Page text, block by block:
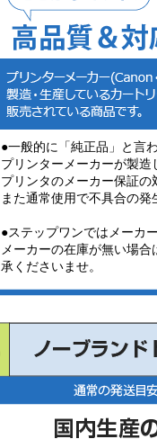
●一般的に「純正品」と言
プリンターメーカーが製造
プリンタのメーカー保証の
また通常使用で不具合の発
●ステップワンではメーカ
メーカーの在庫が無い場
承くださいませ。